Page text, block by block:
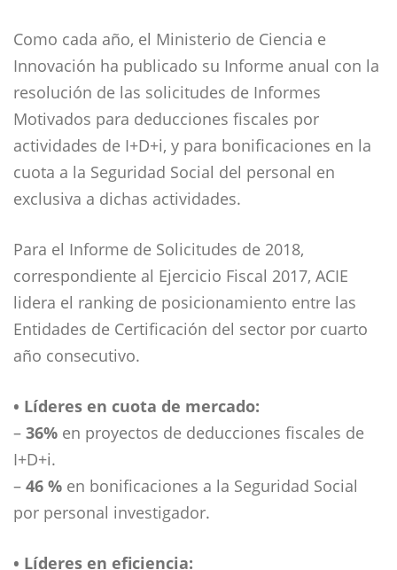
Como cada año, el Ministerio de Ciencia e
Innovación ha publicado su Informe anual con la
resolución de las solicitudes de Informes
Motivados para deducciones fiscales por
actividades de I+D+i, y para bonificaciones en la
cuota a la Seguridad Social del personal en
exclusiva a dichas actividades.
Para el Informe de Solicitudes de 2018,
correspondiente al Ejercicio Fiscal 2017, ACIE
lidera el ranking de posicionamiento entre las
Entidades de Certificación del sector por cuarto
año consecutivo.
• Líderes en cuota de mercado:
– 36% en proyectos de deducciones fiscales de
I+D+i.
– 46 % en bonificaciones a la Seguridad Social
por personal investigador.
• Líderes en eficiencia: